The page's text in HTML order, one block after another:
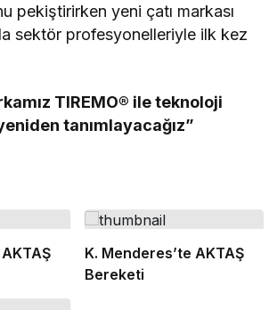
pekiştirirken yeni çatı markası
sektör profesyonelleriyle ilk kez
TIREMO® ile teknoloji
tanımlayacağız”
K. Menderes’te AKTAŞ
Bereketi